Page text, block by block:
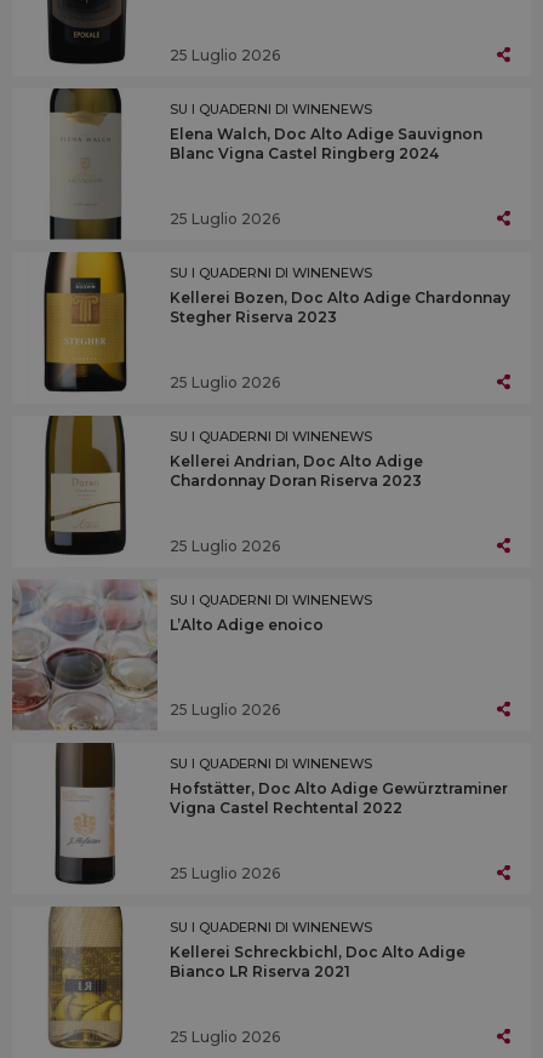
25 Luglio 2026
SU I QUADERNI DI WINENEWS
Elena Walch, Doc Alto Adige Sauvignon
Blanc Vigna Castel Ringberg 2024
25 Luglio 2026
SU I QUADERNI DI WINENEWS
Kellerei Bozen, Doc Alto Adige Chardonnay
Stegher Riserva 2023
25 Luglio 2026
SU I QUADERNI DI WINENEWS
Kellerei Andrian, Doc Alto Adige
Chardonnay Doran Riserva 2023
25 Luglio 2026
SU I QUADERNI DI WINENEWS
L’Alto Adige enoico
25 Luglio 2026
SU I QUADERNI DI WINENEWS
Hofstätter, Doc Alto Adige Gewürztraminer
Vigna Castel Rechtental 2022
25 Luglio 2026
SU I QUADERNI DI WINENEWS
Kellerei Schreckbichl, Doc Alto Adige
Bianco LR Riserva 2021
25 Luglio 2026